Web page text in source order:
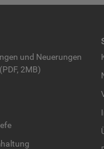
und Neue­run­gen
2MB)